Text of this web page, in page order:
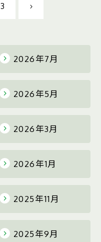
2026年7月
2026年5月
2026年3月
2026年1月
2025年11月
2025年9月
3